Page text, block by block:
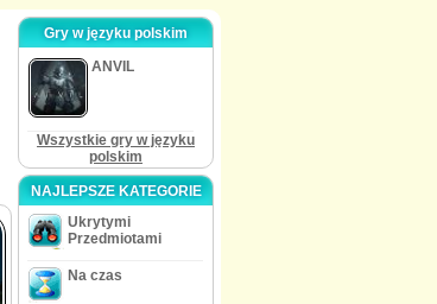
Gry w języku polskim
ANVIL
Wszystkie gry w języku
polskim
NAJLEPSZE KATEGORIE
Ukrytymi
Przedmiotami
Na czas